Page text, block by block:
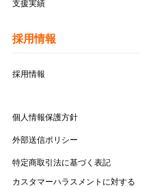
支援実績
採用情報
採用情報
個人情報保護方針
外部送信ポリシー
特定商取引法に基づく表記
カスタマーハラスメントに対する